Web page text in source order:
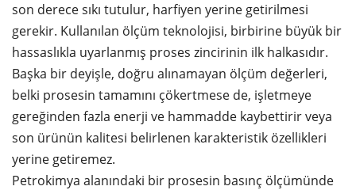
son derece sıkı tutulur, harfiyen yerine getirilmesi
gerekir. Kullanılan ölçüm teknolojisi, birbirine büyük bir
hassaslıkla uyarlanmış proses zincirinin ilk halkasıdır.
Başka bir deyişle, doğru alınamayan ölçüm değerleri,
belki prosesin tamamını çökertmese de, işletmeye
gereğinden fazla enerji ve hammadde kaybettirir veya
son ürünün kalitesi belirlenen karakteristik özellikleri
yerine getiremez.
Petrokimya alanındaki bir prosesin basınç ölçümünde